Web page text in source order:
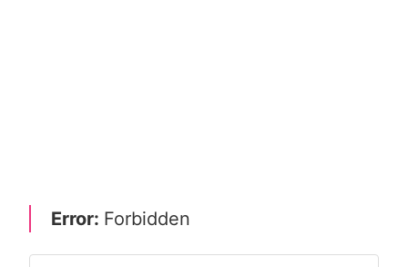
Error: Forbidden